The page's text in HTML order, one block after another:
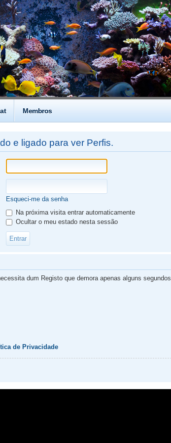
Membros
e ligado para ver Perfis.
Esqueci-me da senha
Na próxima visita entrar automaticamente
Ocultar o meu estado nesta sessão
dum Registo que demora apenas alguns segundos.
de Privacidade